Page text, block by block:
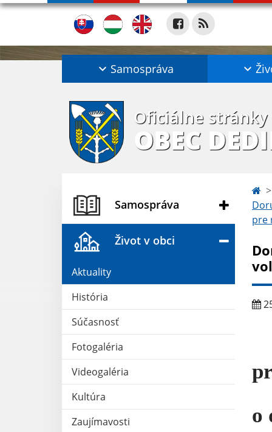
Samospráva
Oficiálne stránky
OBEC
Samospráva
Život v obci
Aktuality
História
Súčasnosť
Fotogaléria
Videogaléria
Kultúra
Zaujímavosti
pre
o